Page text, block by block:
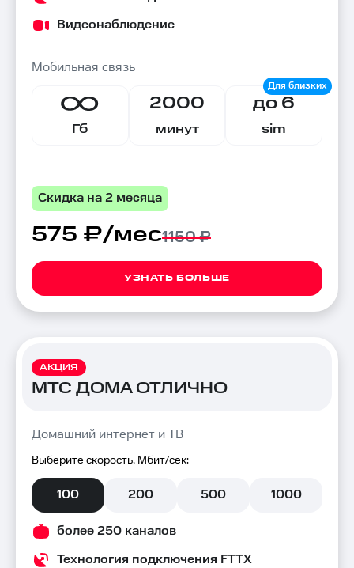
Видеонаблюдение
Мобильная связь
Гб
2000
минут
до 6
sim
Скидка на 2 месяца
575 ₽/мес1150 ₽
УЗНАТЬ БОЛЬШЕ
АКЦИЯ
МТС ДОМА ОТЛИЧНО
Домашний интернет и ТВ
Выберите скорость, Мбит/сек:
100 200 500 1000
более 250 каналов
Технология подключения FTTX